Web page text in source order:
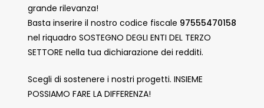
grande rilevanza!
Basta inserire il nostro codice fiscale 97555470158
nel riquadro SOSTEGNO DEGLI ENTI DEL TERZO
SETTORE nella tua dichiarazione dei redditi.
Scegli di sostenere i nostri progetti. INSIEME
POSSIAMO FARE LA DIFFERENZA!